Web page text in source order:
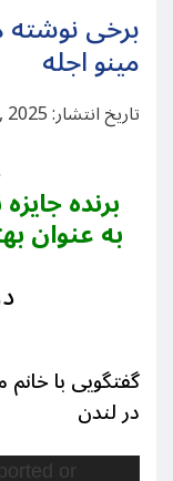
برخی نوشته
مینو اجله
تاریخ انتشار: March 8, 2025
برنده
گفتگویی با
در لندن
or